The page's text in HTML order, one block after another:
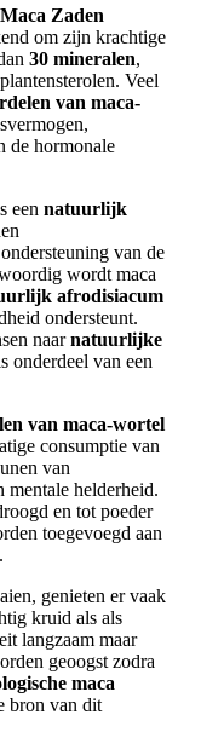
Maca Zaden
om zijn krachtige
30 mineralen,
Veel
van maca-
de hormonale
een natuurlijk
van de
wordt maca
afrodisiacum
ondersteunt.
naarnatuurlijke
onderdeel van een
van maca-wortel
consumptie van
van
mentale helderheid.
en tot poeder
toegevoegd aan
genieten er vaak
kruid als als
langzaam maar
geoogst zodra
maca
bron van dit